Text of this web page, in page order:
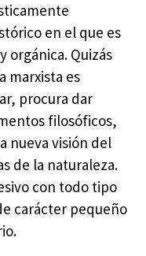
en el que es
orgánica. Quizás
marxista es
procura dar
filosóficos,
nueva visión del
de la naturaleza.
con todo tipo
carácter pequeño